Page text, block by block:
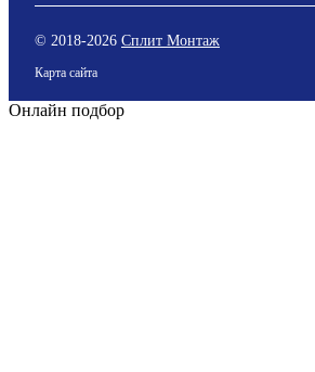
© 2018-2026 Сплит Монтаж
Карта сайта
Онлайн подбор